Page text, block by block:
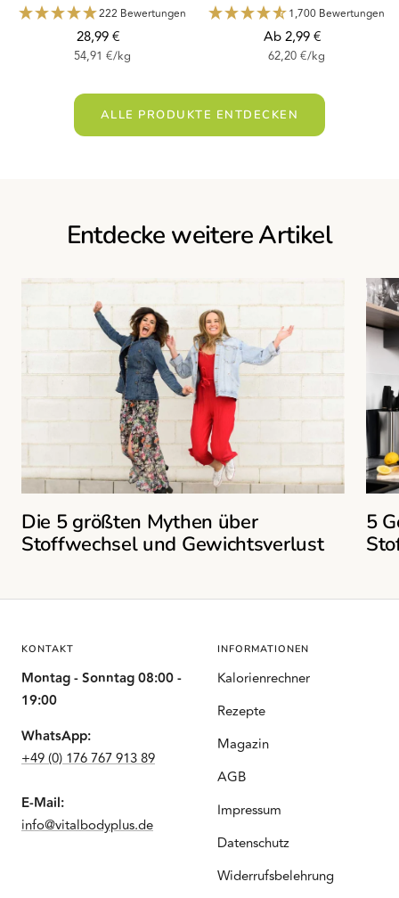
222 Bewertungen
Angebotspreis
28,99 €
54,91 €/kg
1,700 Bewertungen
Angebotspreis
Ab 2,99 €
62,20 €/kg
ALLE PRODUKTE ENTDECKEN
Entdecke weitere Artikel
Die 5 größten Mythen über
Stoffwechsel und Gewichtsverlust
5
KONTAKT
Montag - Sonntag 08:00 -
19:00
WhatsApp:
+49 (0) 176 767 913 89
E-Mail:
info@vitalbodyplus.de
INFORMATIONEN
Kalorienrechner
Rezepte
Magazin
AGB
Impressum
Datenschutz
Widerrufsbelehrung